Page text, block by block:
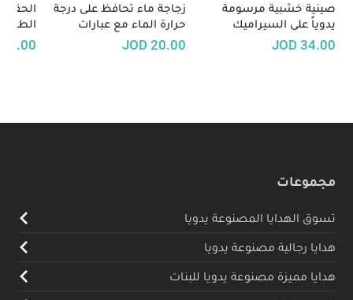
صينية خشبية مرسومة
يدوياً على السيراميك
برسومات تعكس الطابع
34.00
JOD
زجاجة ماء تحافظ على درجة
حرارة الماء مع عبارات
فلسطينية تقليدية
20.00
JOD
40.00
مجموعات
تسوق الهدايا المصنوعة يدويا
هدايا رجالية مصنوعة يدويا
هدايا مميزة مصنوعة يدويا للبنات